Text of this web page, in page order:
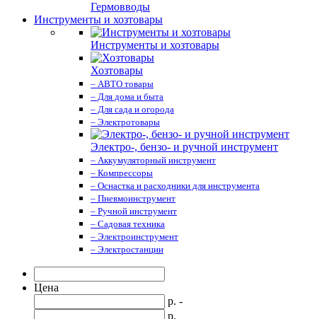
Гермовводы
Инструменты и хозтовары
Инструменты и хозтовары
Хозтовары
– АВТО товары
– Для дома и быта
– Для сада и огорода
– Электротовары
Электро-, бензо- и ручной инструмент
– Аккумуляторный инструмент
– Компрессоры
– Оснастка и расходники для инструмента
– Пневмоинструмент
– Ручной инструмент
– Садовая техника
– Электроинструмент
– Электростанции
Цена
р. -
р.